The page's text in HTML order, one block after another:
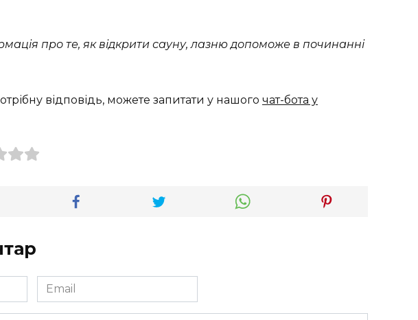
про те, як відкрити сауну, лазню допоможе в починанні
відповідь, можете запитати у нашого чат-бота у
Email
*